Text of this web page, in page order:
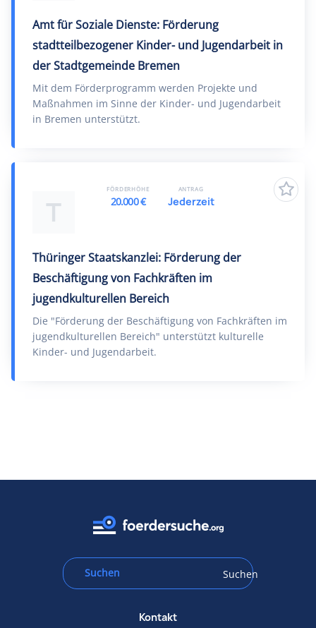
Amt für Soziale Dienste: Förderung
stadtteilbezogener Kinder- und Jugendarbeit in
der Stadtgemeinde Bremen
Mit dem Förderprogramm werden Projekte und
Maßnahmen im Sinne der Kinder- und Jugendarbeit
in Bremen unterstützt.
T
Thüringer Staatskanzlei: Förderung der
Beschäftigung von Fachkräften im
jugendkulturellen Bereich
Die "Förderung der Beschäftigung von Fachkräften im
jugendkulturellen Bereich" unterstützt kulturelle
Kinder- und Jugendarbeit.
FÖRDERHÖHE
20.000 €
ANTRAG
Jederzeit
Suchen
Kontakt